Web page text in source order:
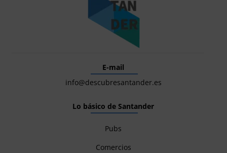
E-mail
info@descubresantander.es
Lo básico de Santander
Pubs
Comercios